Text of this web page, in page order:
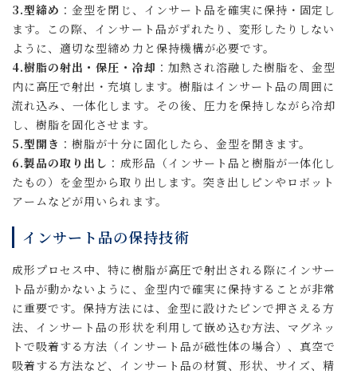
3.型締め ：金型を閉じ、インサート品を確実に保持・固定し
ます。この際、インサート品がずれたり、変形したりしない
ように、適切な型締め力と保持機構が必要です。
4.樹脂の射出・保圧・冷却 ：加熱され溶融した樹脂を、金型
内に高圧で射出・充填します。樹脂はインサート品の周囲に
流れ込み、一体化します。その後、圧力を保持しながら冷却
し、樹脂を固化させます。
5.型開き ：樹脂が十分に固化したら、金型を開きます。
6.製品の取り出し ：成形品（インサート品と樹脂が一体化し
たもの）を金型から取り出します。突き出しピンやロボット
アームなどが用いられます。
インサート品の保持技術
成形プロセス中、特に樹脂が高圧で射出される際にインサー
ト品が動かないように、金型内で確実に保持することが非常
に重要です。保持方法には、金型に設けたピンで押さえる方
法、インサート品の形状を利用して嵌め込む方法、マグネッ
トで吸着する方法（インサート品が磁性体の場合）、真空で
吸着する方法など、インサート品の材質、形状、サイズ、精